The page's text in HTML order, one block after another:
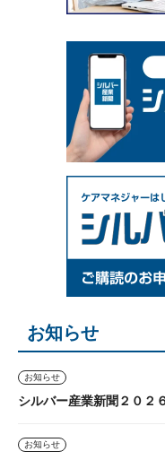
お知らせ
お知らせ
シルバー産業新聞２０２
お知らせ